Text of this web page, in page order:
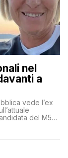
nel
a
vede l’ex
del M5S